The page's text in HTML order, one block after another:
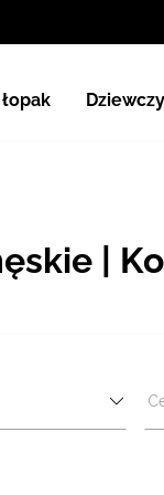
|